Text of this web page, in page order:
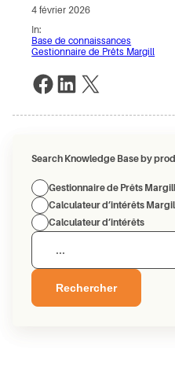
4 février 2026
In:
Base de connaissances
Gestionnaire de Prêts Margill
Partager sur Facebook
Partager sur LinkedIn
Partager sur X
Search Knowledge Base by
Gestionnaire de Prêts Margill
Calculateur d’intérêts
Calculateur d’intérêts
Rechercher